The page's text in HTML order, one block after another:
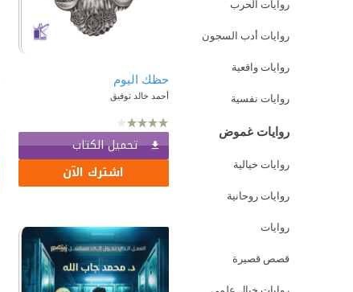
روايات الحرب
روايات أدب السجون
روايات واقعية
روايات نفسية
روايات غموض
روايات خيالية
روايات روحانية
روايات
قصص قصيرة
حظك اليوم
أحمد خالد توفيق
تحميل الكتاب
اشترك الآن